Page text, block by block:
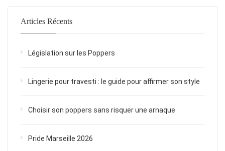
Articles Récents
Législation sur les Poppers
Lingerie pour travesti : le guide pour affirmer son style
Choisir son poppers sans risquer une arnaque
Pride Marseille 2026